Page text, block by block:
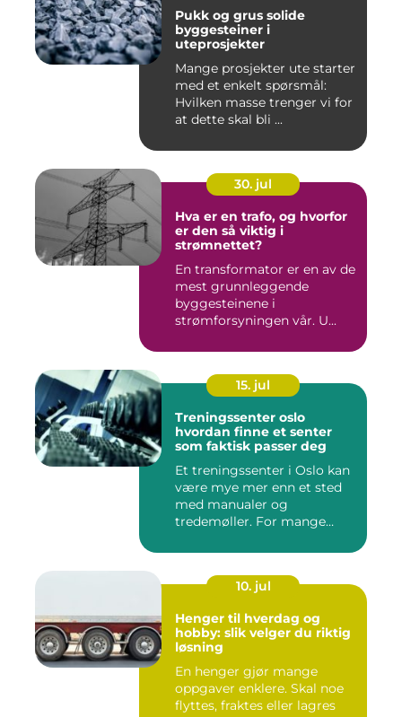
Pukk og grus solide
byggesteiner i
uteprosjekter
Mange prosjekter ute starter
med et enkelt spørsmål:
Hvilken masse trenger vi for
at dette skal bli ...
30. jul
Hva er en trafo, og hvorfor
er den så viktig i
strømnettet?
En transformator er en av de
mest grunnleggende
byggesteinene i
strømforsyningen vår. U...
15. jul
Treningssenter oslo
hvordan finne et senter
som faktisk passer deg
Et treningssenter i Oslo kan
være mye mer enn et sted
med manualer og
tredemøller. For mange
10. jul
Henger til hverdag og
hobby: slik velger du riktig
løsning
En henger gjør mange
oppgaver enklere. Skal noe
flyttes, fraktes eller lagres